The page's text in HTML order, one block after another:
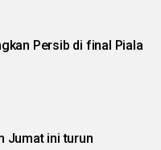
Persib di final Piala
Jumat ini turun